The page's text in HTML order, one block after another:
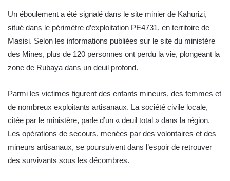
Un éboulement a été signalé dans le site minier de Kahurizi,
situé dans le périmètre d’exploitation PE4731, en territoire de
Masisi. Selon les informations publiées sur le site du ministère
des Mines, plus de 120 personnes ont perdu la vie, plongeant la
zone de Rubaya dans un deuil profond.
Parmi les victimes figurent des enfants mineurs, des femmes et
de nombreux exploitants artisanaux. La société civile locale,
citée par le ministère, parle d’un « deuil total » dans la région.
Les opérations de secours, menées par des volontaires et des
mineurs artisanaux, se poursuivent dans l’espoir de retrouver
des survivants sous les décombres.